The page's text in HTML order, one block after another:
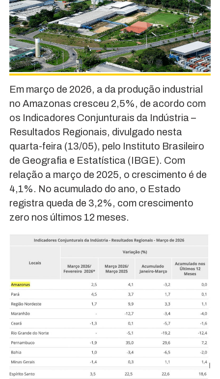
Em março de 2026, a da produção industrial
no Amazonas cresceu 2,5%, de acordo com
os Indicadores Conjunturais da Indústria –
Resultados Regionais, divulgado nesta
quarta-feira (13/05), pelo Instituto Brasileiro
de Geografia e Estatística (IBGE). Com
relação a março de 2025, o crescimento é de
4,1%. No acumulado do ano, o Estado
registra queda de 3,2%, com crescimento
zero nos últimos 12 meses.